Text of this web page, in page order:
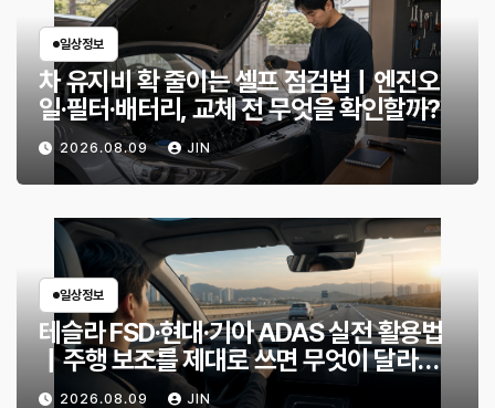
일상정보
차 유지비 확 줄이는 셀프 점검법｜엔진오
일·필터·배터리, 교체 전 무엇을 확인할까?
2026.08.09 JIN
일상정보
테슬라 FSD·현대·기아 ADAS 실전 활용법
｜주행 보조를 제대로 쓰면 무엇이 달라질
까?2026.08.09 JIN